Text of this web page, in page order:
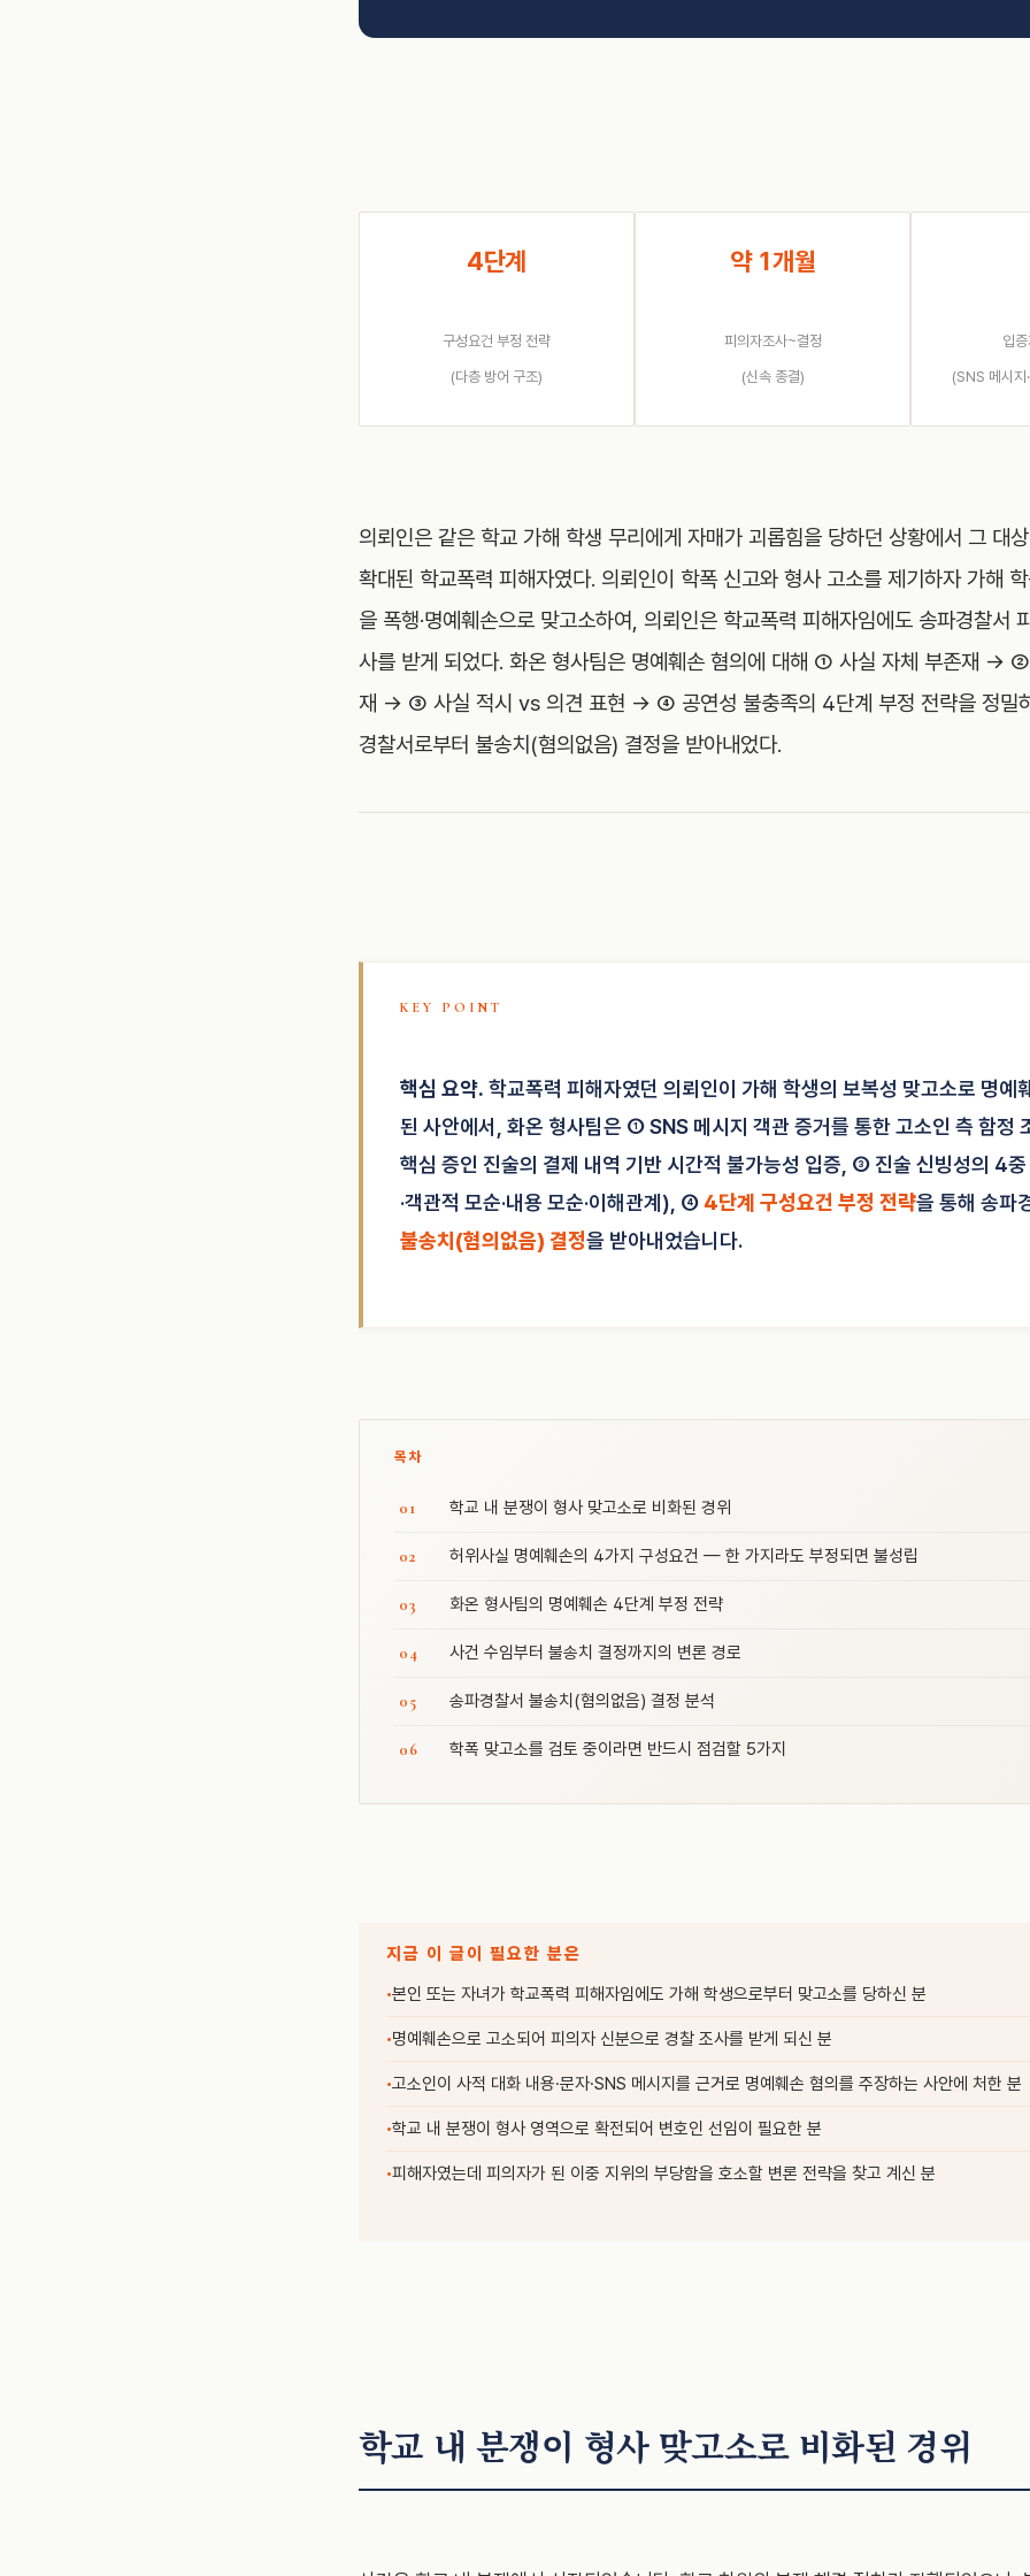
4단계
구성요건 부정 전략
(다층 방어 구조)
약 1개월
피의자조사~결정
(신속 종결)
입
(SNS 메시지
의뢰인은 같은 학교 가해 학생 무리에게 자매가 괴롭힘을 당하던 상황에서 그 대
확대된 학교폭력 피해자였다. 의뢰인이 학폭 신고와 형사 고소를 제기하자 가해
을 폭행·명예훼손으로 맞고소하여, 의뢰인은 학교폭력 피해자임에도 송파경찰서
사를 받게 되었다. 화온 형사팀은 명예훼손 혐의에 대해 ① 사실 자체 부존재 →
재 → ③ 사실 적시 vs 의견 표현 → ④ 공연성 불충족의 4단계 부정 전략을 정밀
경찰서로부터 불송치(혐의없음) 결정을 받아내었다.
핵심 요약. 학교폭력 피해자였던 의뢰인이 가해 학생의 보복성 맞고소로 명예
된 사안에서, 화온 형사팀은 ① SNS 메시지 객관 증거를 통한 고소인 측 함정
핵심 증인 진술의 결제 내역 기반 시간적 불가능성 입증, ③ 진술 신빙성의 4
·객관적 모순·내용 모순·이해관계), ④ 4단계 구성요건 부정 전략을 통해 송파
불송치(혐의없음) 결정을 받아내었습니다.
목차
학교 내 분쟁이 형사 맞고소로 비화된 경위
허위사실 명예훼손의 4가지 구성요건 — 한 가지라도 부정되면 불성립
화온 형사팀의 명예훼손 4단계 부정 전략
사건 수임부터 불송치 결정까지의 변론 경로
송파경찰서 불송치(혐의없음) 결정 분석
학폭 맞고소를 검토 중이라면 반드시 점검할 5가지
지금 이 글이 필요한 분은
본인 또는 자녀가 학교폭력 피해자임에도 가해 학생으로부터 맞고소를 당하신 분
명예훼손으로 고소되어 피의자 신분으로 경찰 조사를 받게 되신 분
고소인이 사적 대화 내용·문자·SNS 메시지를 근거로 명예훼손 혐의를 주장하는 사안에 처한 분
학교 내 분쟁이 형사 영역으로 확전되어 변호인 선임이 필요한 분
피해자였는데 피의자가 된 이중 지위의 부당함을 호소할 변론 전략을 찾고 계신 분
학교 내 분쟁이 형사 맞고소로 비화된 경위